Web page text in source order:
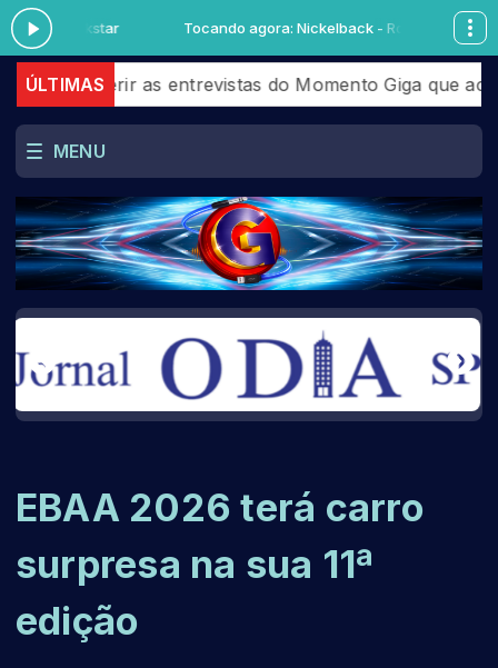
- Rockstar Tocando agora: Nickelback - Rockstar
ÚLTIMAS
as entrevistas do Momento Giga que aconteceram
MENU
EBAA 2026 terá carro
surpresa na sua 11ª
edição